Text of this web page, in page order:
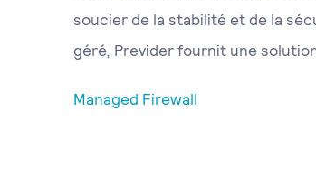
soucier de la stabilité et de la
géré, Previder fournit une
Managed Firewall